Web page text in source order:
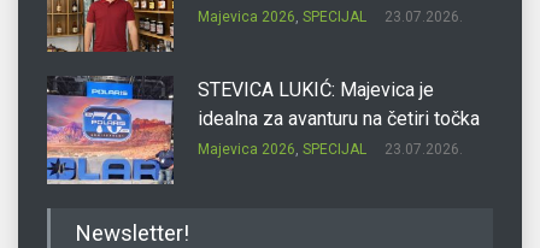
Majevica 2026, SPECIJAL 23.07.2026.
STEVICA LUKIĆ: Majevica je
idealna za avanturu na četiri točka
Majevica 2026, SPECIJAL 23.07.2026.
Newsletter!